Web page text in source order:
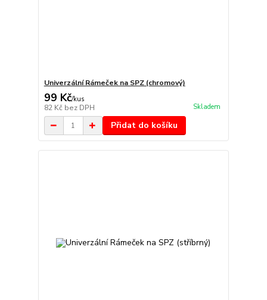
Univerzální Rámeček na SPZ (chromový)
99 Kč/kus
82 Kč bez DPH Skladem
Přidat do košíku